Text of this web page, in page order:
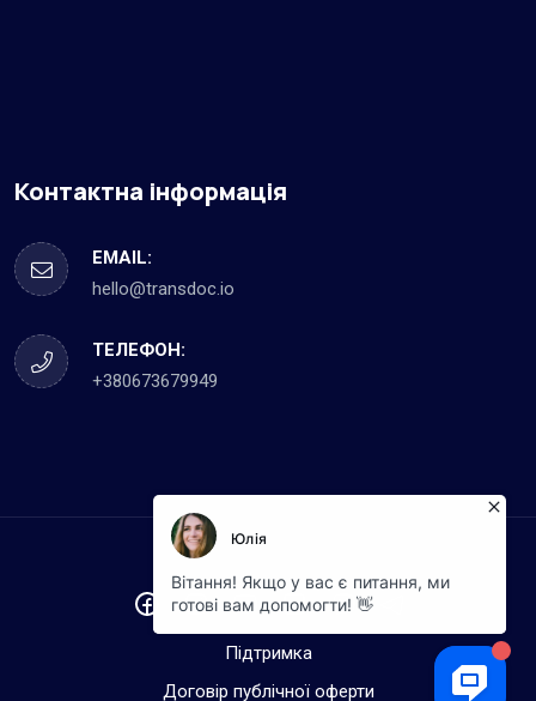
Контактна інформація
EMAIL:
hello@transdoc.io
ТЕЛЕФОН:
+380673679949
Підтримка
Договір публічної оферти